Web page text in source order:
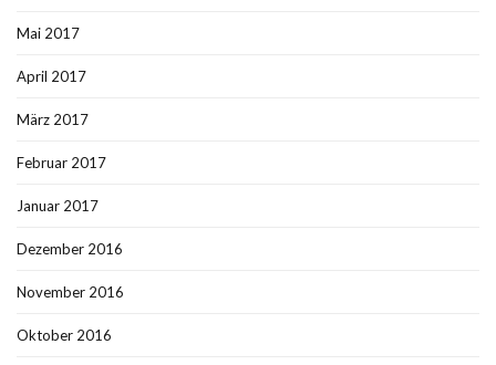
Mai 2017
April 2017
März 2017
Februar 2017
Januar 2017
Dezember 2016
November 2016
Oktober 2016